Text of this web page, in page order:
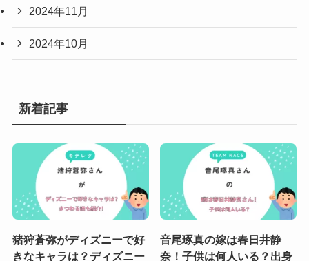
2024年11月
2024年10月
新着記事
猪狩蒼弥がディズニーで好
きなキャラは？ディズニー
音尾琢真の嫁は春日井静
奈！子供は何人いる？出身